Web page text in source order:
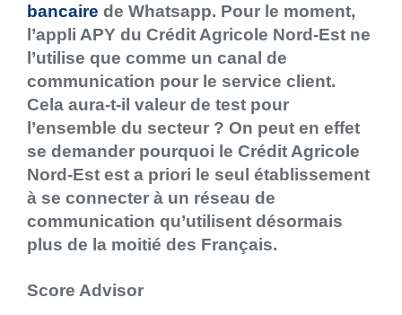
bancaire de Whatsapp. Pour le moment,
l’appli APY du Crédit Agricole Nord-Est ne
l’utilise que comme un canal de
communication pour le service client.
Cela aura-t-il valeur de test pour
l’ensemble du secteur ? On peut en effet
se demander pourquoi le Crédit Agricole
Nord-Est est a priori le seul établissement
à se connecter à un réseau de
communication qu’utilisent désormais
plus de la moitié des Français.
Score Advisor